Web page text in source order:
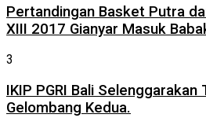
Pertandingan Basket Putra
XIII 2017 Gianyar Masuk
3
IKIP PGRI Bali
Gelombang Kedua.